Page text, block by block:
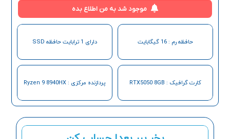
موجود شد به من اطلاع بده
حافظه رم : 16 گیگابایت دارای 1 ترابایت حافظه SSD
کارت گرافیک : RTX5050 8GB پردازنده مرکزی : Ryzen 9 8940HX